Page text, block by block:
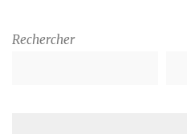
Rechercher